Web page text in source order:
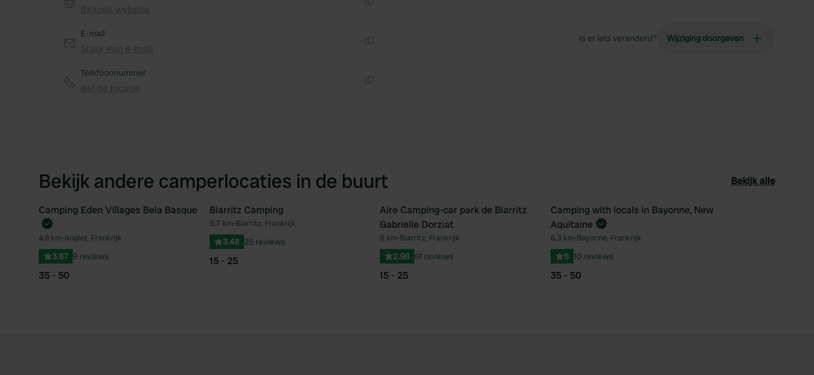
E-mail
Telefoonnummer
Is er iets veranderd? Wijziging doorgeven
Bekijk andere camperlocaties in de buurt Bekijk alle
Favoriet
Boek direct
Camping Eden Villages Bela Basque
4,8 km•Anglet, Frankrijk
3.67 9 reviews
35 - 50
Favoriet
Biarritz Camping
5,7 km•Biarritz, Frankrijk
3.48 25 reviews
15 - 25
Favoriet
Aire Camping-car park de Biarritz
Gabrielle Dorziat
6 km•Biarritz, Frankrijk
2.98 61 reviews
15 - 25
Boek direct
Camping with locals in Bayonne, New
Aquitaine
6,3 km•Bayonne, Frankrijk
5 10 reviews
35 - 50